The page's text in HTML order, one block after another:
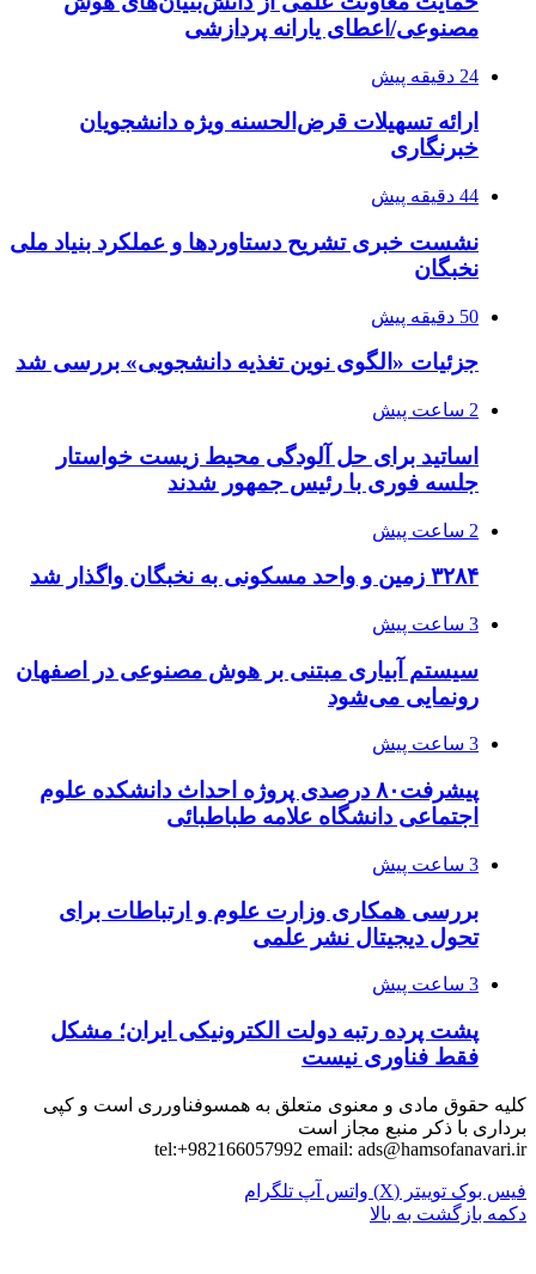
مصنوعی/اعطای یارانه پردازشی
24 دقیقه پیش
ارائه تسهیلات قرض‌الحسنه ویژه دانشجویان
خبرنگاری
44 دقیقه پیش
نشست خبری تشریح دستاوردها و عملکرد بنیاد ملی
نخبگان
50 دقیقه پیش
جزئیات «الگوی نوین تغذیه دانشجویی» بررسی شد
2 ساعت پیش
اساتید برای حل آلودگی محیط زیست خواستار
جلسه فوری با رئیس جمهور شدند
2 ساعت پیش
۳۲۸۴ زمین و واحد مسکونی به نخبگان واگذار شد
3 ساعت پیش
سیستم آبیاری مبتنی بر هوش مصنوعی در اصفهان
رونمایی می‌شود
3 ساعت پیش
پیشرفت۸۰ درصدی پروژه احداث دانشکده علوم
اجتماعی دانشگاه علامه طباطبائی
3 ساعت پیش
بررسی همکاری وزارت علوم و ارتباطات برای
تحول دیجیتال نشر علمی
3 ساعت پیش
پشت پرده رتبه دولت الکترونیکی ایران؛ مشکل
فقط فناوری نیست
کلیه حقوق مادی و معنوی متعلق به همسوفناورری است و کپی
برداری با ذکر منبع مجاز است
tel:+982166057992 email: ads@hamsofanavari.ir
فیس بوک توییتر (X) واتس آپ تلگرام
دکمه بازگشت به بالا